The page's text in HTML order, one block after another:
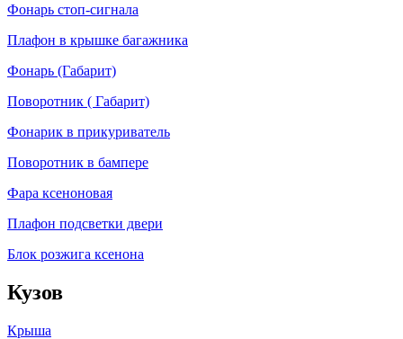
Фонарь стоп-сигнала
Плафон в крышке багажника
Фонарь (Габарит)
Поворотник ( Габарит)
Фонарик в прикуриватель
Поворотник в бампере
Фара ксеноновая
Плафон подсветки двери
Блок розжига ксенона
Кузов
Крыша